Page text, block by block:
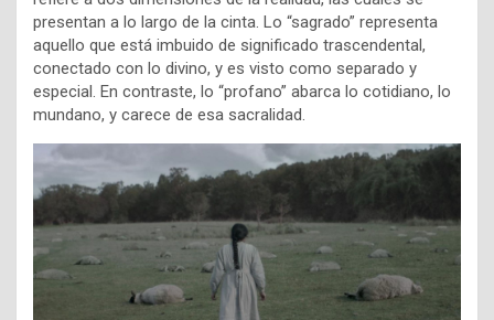
presentan a lo largo de la cinta. Lo “sagrado” representa
aquello que está imbuido de significado trascendental,
conectado con lo divino, y es visto como separado y
especial. En contraste, lo “profano” abarca lo cotidiano, lo
mundano, y carece de esa sacralidad.